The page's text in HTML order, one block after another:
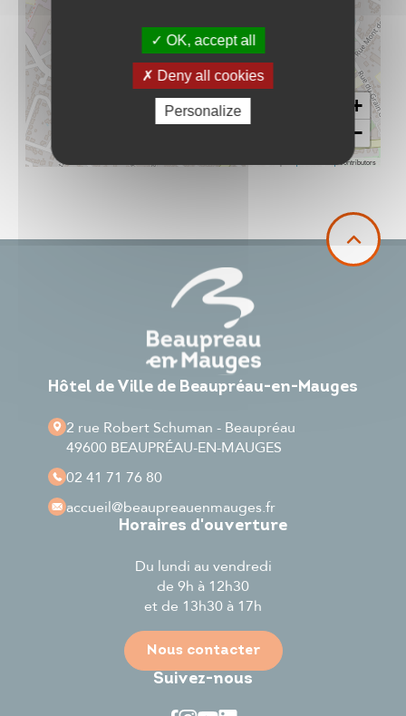
+
−
contributors
Hôtel de Ville de Beaupréau-en-Mauges
2 rue Robert Schuman - Beaupréau
49600 BEAUPRÉAU-EN-MAUGES
02 41 71 76 80
accueil@beaupreauenmauges.fr
Horaires d'ouverture
Du lundi au vendredi
de 9h à 12h30
et de 13h30 à 17h
Nous contacter
Suivez-nous
OK, accept all
Deny all cookies
Personalize